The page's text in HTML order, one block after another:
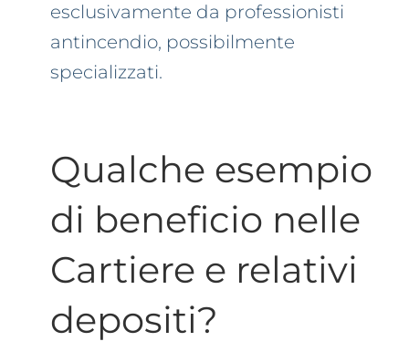
esclusivamente da professionisti
antincendio, possibilmente
specializzati.
Qualche esempio
di beneficio nelle
Cartiere e relativi
depositi?